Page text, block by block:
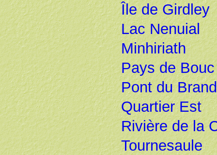
Île de Girdley
Lac Nenuial
Minhiriath
Pays de Bouc
Pont du
Quartier Est
Rivière de la
Tournesaule